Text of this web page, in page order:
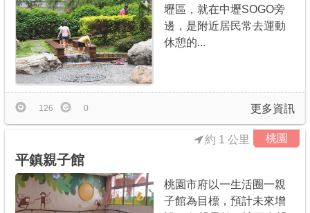
壢區，就在中壢SOGO旁
邊，是附近居民常去運動
休憩的...
更多資訊
126 0
桃園
平鎮親子館
約 1 公里
桃園市府以一生活圈一親
子館為目標，預計未來增